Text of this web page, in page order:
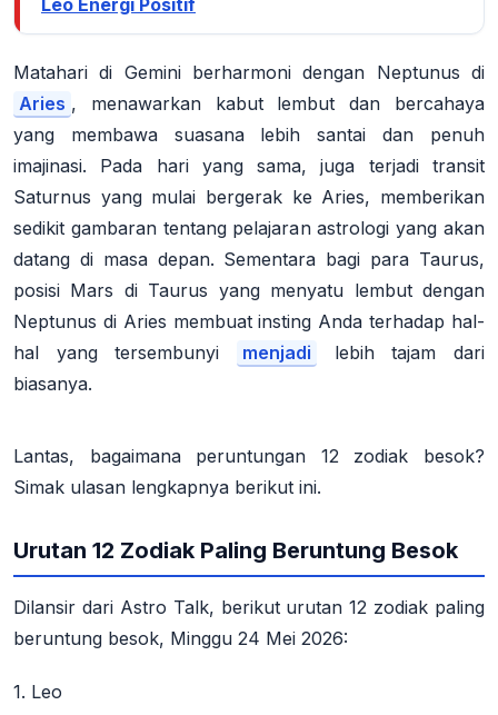
Leo Energi Positif
Matahari di Gemini berharmoni dengan Neptunus di
Aries , menawarkan kabut lembut dan bercahaya
yang membawa suasana lebih santai dan penuh
imajinasi. Pada hari yang sama, juga terjadi transit
Saturnus yang mulai bergerak ke Aries, memberikan
sedikit gambaran tentang pelajaran astrologi yang akan
datang di masa depan. Sementara bagi para Taurus,
posisi Mars di Taurus yang menyatu lembut dengan
Neptunus di Aries membuat insting Anda terhadap hal-
hal yang tersembunyi
menjadi
lebih tajam dari
biasanya.
Lantas, bagaimana peruntungan 12 zodiak besok?
Simak ulasan lengkapnya berikut ini.
Urutan 12 Zodiak Paling Beruntung Besok
Dilansir dari Astro Talk, berikut urutan 12 zodiak paling
beruntung besok, Minggu 24 Mei 2026:
1. Leo